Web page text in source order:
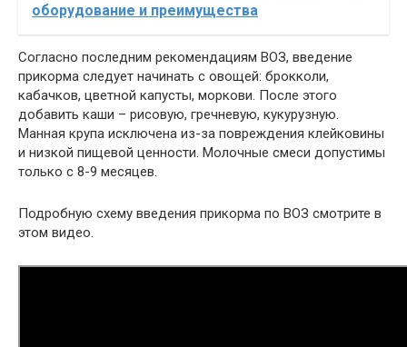
оборудование и преимущества
Согласно последним рекомендациям ВОЗ, введение
прикорма следует начинать с овощей: брокколи,
кабачков, цветной капусты, моркови. После этого
добавить каши – рисовую, гречневую, кукурузную.
Манная крупа исключена из-за повреждения клейковины
и низкой пищевой ценности. Молочные смеси допустимы
только с 8-9 месяцев.
Подробную схему введения прикорма по ВОЗ смотрите в
этом видео.